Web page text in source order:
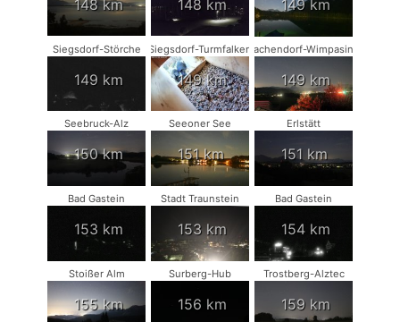
148 km 148 km 149 km
Siegsdorf-Störche
149 km
Siegsdorf-Turmfalken
149 km
Vachendorf-Wimpasing
149 km
Seebruck-Alz
150 km
Seeoner See
151 km
Erlstätt
151 km
Bad Gastein
153 km
Stadt Traunstein
153 km
Bad Gastein
154 km
Stoißer Alm
155 km
Surberg-Hub
156 km
Trostberg-Alztec
159 km